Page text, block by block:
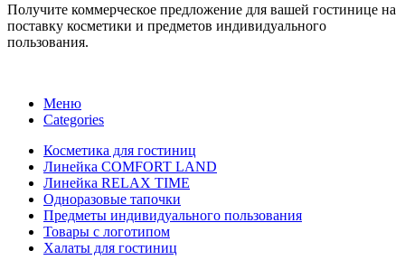
Получите коммерческое предложение для вашей гостинице на
поставку косметики и предметов индивидуального
пользования.
Меню
Categories
Косметика для гостиниц
Линейка COMFORT LAND
Линейка RELAX TIME
Одноразовые тапочки
Предметы индивидуального пользования
Товары с логотипом
Халаты для гостиниц